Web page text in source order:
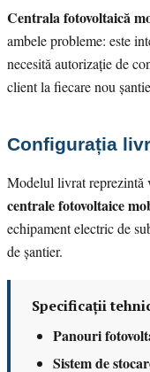
Centrala fotovoltaică
ambele probleme: este
necesită autorizație de
client la fiecare nou
Configurația
Modelul livrat reprezintă
centrale fotovoltaice
echipament electric de
de șantier.
Specificații
Panouri
Sistem de